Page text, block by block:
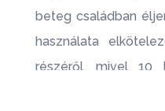
beteg családban
használata
részéről, mivel 10